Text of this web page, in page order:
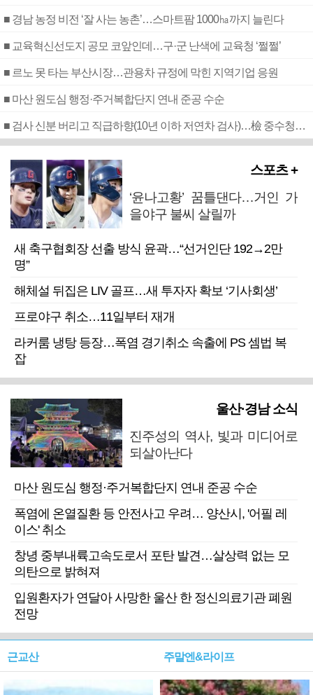
■ 경남 농정 비전 ‘잘 사는 농촌’…스마트팜 1000㏊까지 늘린다
■ 교육혁신선도지 공모 코앞인데…구·군 난색에 교육청 ‘쩔쩔’
■ 르노 못 타는 부산시장…관용차 규정에 막힌 지역기업 응원
■ 마산 원도심 행정·주거복합단지 연내 준공 수순
■ 검사 신분 버리고 직급하향(10년 이하 저연차 검사)…檢 중수청행 기피
스포츠 +
‘윤나고황’ 꿈틀댄다…거인 가
을야구 불씨 살릴까
새 축구협회장 선출 방식 윤곽…“선거인단 192→2만
명”
해체설 뒤집은 LIV 골프…새 투자자 확보 ‘기사회생’
프로야구 취소…11일부터 재개
라커룸 냉탕 등장…폭염 경기취소 속출에 PS 셈법 복
잡
울산·경남 소식
진주성의 역사, 빛과 미디어로
되살아난다
마산 원도심 행정·주거복합단지 연내 준공 수순
폭염에 온열질환 등 안전사고 우려… 양산시, '어필 레
이스' 취소
창녕 중부내륙고속도로서 포탄 발견…살상력 없는 모
의탄으로 밝혀져
입원환자가 연달아 사망한 울산 한 정신의료기관 폐원
전망
근교산 주말엔&라이프